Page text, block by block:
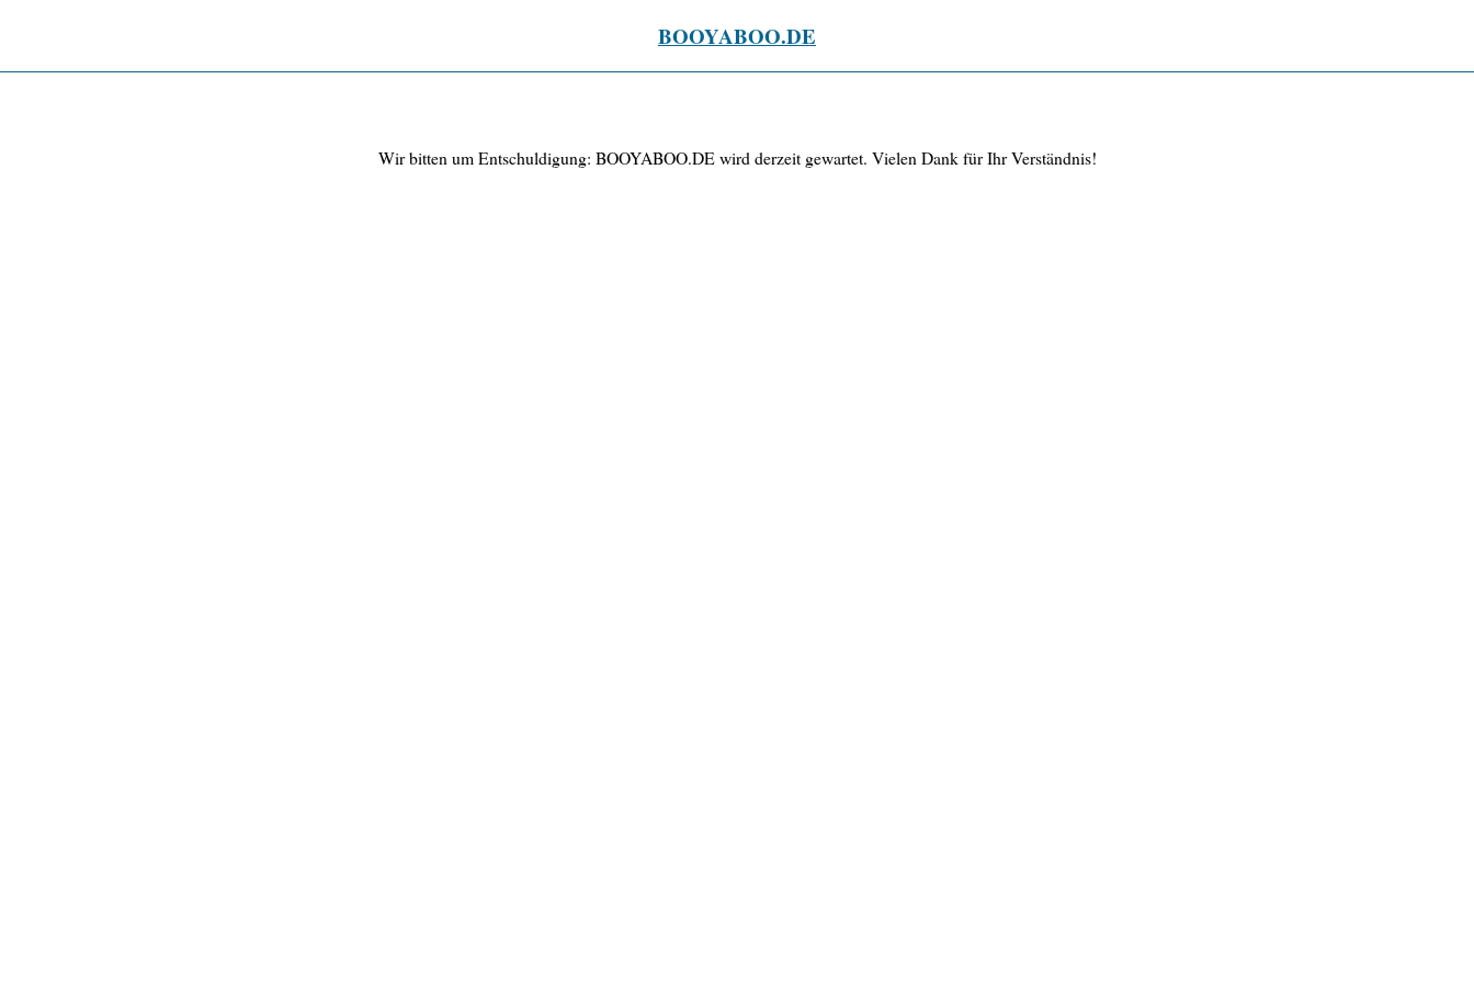
BOOYABOO.DE
Wir bitten um Entschuldigung: BOOYABOO.DE wird derzeit gewartet. Vielen Dank für Ihr Verständnis!